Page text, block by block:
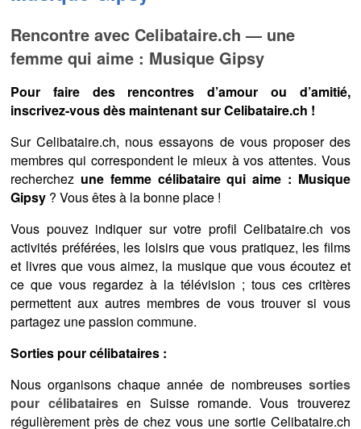
Rencontre avec Celibataire.ch — une
femme qui aime : Musique Gipsy
Pour faire des rencontres d’amour ou d’amitié,
inscrivez-vous dès maintenant sur Celibataire.ch !
Sur Celibataire.ch, nous essayons de vous proposer des
membres qui correspondent le mieux à vos attentes. Vous
recherchez une femme célibataire qui aime : Musique
Gipsy ? Vous êtes à la bonne place !
Vous pouvez indiquer sur votre profil Celibataire.ch vos
activités préférées, les loisirs que vous pratiquez, les films
et livres que vous aimez, la musique que vous écoutez et
ce que vous regardez à la télévision ; tous ces critères
permettent aux autres membres de vous trouver si vous
partagez une passion commune.
Sorties pour célibataires :
Nous organisons chaque année de nombreuses sorties
pour célibatairesen Suisse romande. Vous trouverez
régulièrement près de chez vous une sortie Celibataire.ch